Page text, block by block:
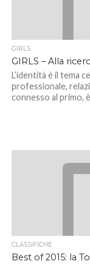
GIRLS
GIRLS – Alla
L’identità è il tema
professionale,
connesso al primo,
CLASSIFICHE
Best of 2015: la